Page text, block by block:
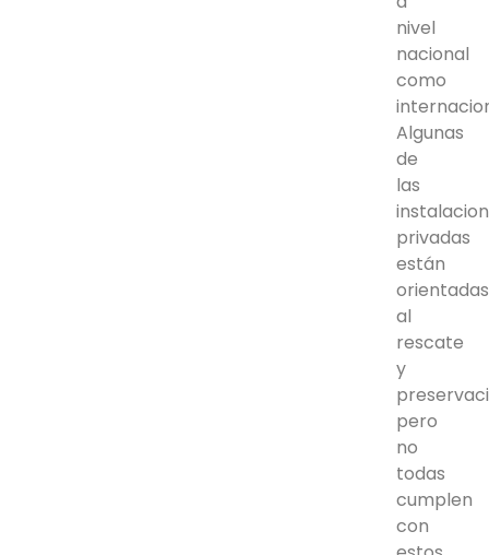
nivel
nacional
como
Algunas
de
las
privadas
están
orientadas
al
rescate
y
pero
no
todas
cumplen
con